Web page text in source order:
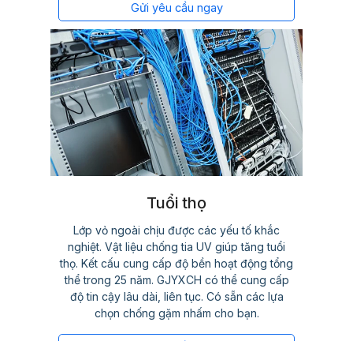
Gửi yêu cầu ngay
Tuổi thọ
Lớp vỏ ngoài chịu được các yếu tố khắc
nghiệt. Vật liệu chống tia UV giúp tăng tuổi
thọ. Kết cấu cung cấp độ bền hoạt động tổng
thể trong 25 năm. GJYXCH có thể cung cấp
độ tin cậy lâu dài, liên tục. Có sẵn các lựa
chọn chống gặm nhấm cho bạn.